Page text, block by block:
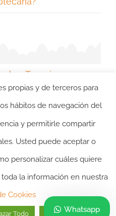
Tasaciones
- Gipuzkoa
|
AVISO LEGAL
propias y de terceros para
hábitos de navegación del
y permitirle compartir
Usted puede aceptar o
personalizar cuáles quiere
la información en nuestra
Cookies
Todo Personalizar
Whatsapp